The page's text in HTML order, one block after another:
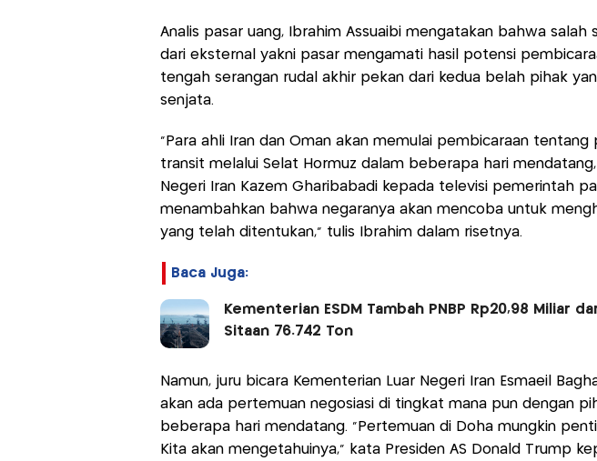
Analis pasar uang, Ibrahim Assuaibi mengatakan bahwa salah
dari eksternal yakni pasar mengamati hasil potensi
tengah serangan rudal akhir pekan dari kedua belah pihak
senjata.
“Para ahli Iran dan Oman akan memulai pembicaraan tentang
transit melalui Selat Hormuz dalam beberapa hari
Negeri Iran Kazem Gharibabadi kepada televisi pemerintah
menambahkan bahwa negaranya akan mencoba untuk
yang telah ditentukan,” tulis Ibrahim dalam risetnya.
Baca Juga:
Kementerian ESDM Tambah PNBP Rp20,98 Miliar
Sitaan 76.742 Ton
Namun, juru bicara Kementerian Luar Negeri Iran Esmaeil
akan ada pertemuan negosiasi di tingkat mana pun dengan
beberapa hari mendatang. "Pertemuan di Doha mungkin
Kita akan mengetahuinya," kata Presiden AS Donald Trump